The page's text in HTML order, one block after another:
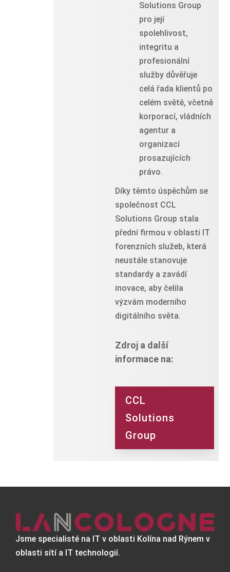
Solutions Group
pro její
spolehlivost,
integritu a
profesionální
služby důvěřuje
celá řada klientů po
celém světě, včetně
korporací, vládních
agentur a
organizací
prosazujících
právo.
Díky těmto úspěchům se
společnost CCL
Solutions Group stala
přední firmou v oblasti IT
forenzních služeb, která
neustále stanovuje
standardy a zavádí
inovace, aby čelila
výzvám moderního
digitálního světa.
Zdroj a další
informace na:
CCL
Solutions
Group
Jsme specialisté na IT v oblasti Kolína nad Rýnem v
oblasti sítí a IT technologií.